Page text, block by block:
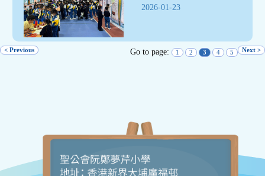
2026-01-23
Go to page:
< Previous 1 2 3 4 5 Next >